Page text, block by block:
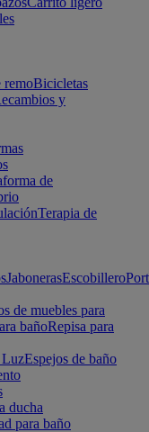
remoBicicletas
y
de
Terapia de
JabonerasEscobillero
de muebles para
bañoRepisa para
LuzEspejos de baño
ducha
para baño